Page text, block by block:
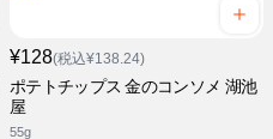
¥128(税込¥138.24)
ポテトチップス 金のコンソメ 湖池
屋
55g